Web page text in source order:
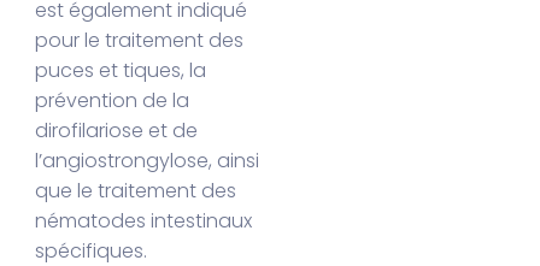
est également indiqué
pour le traitement des
puces et tiques, la
prévention de la
dirofilariose et de
l’angiostrongylose, ainsi
que le traitement des
nématodes intestinaux
spécifiques.